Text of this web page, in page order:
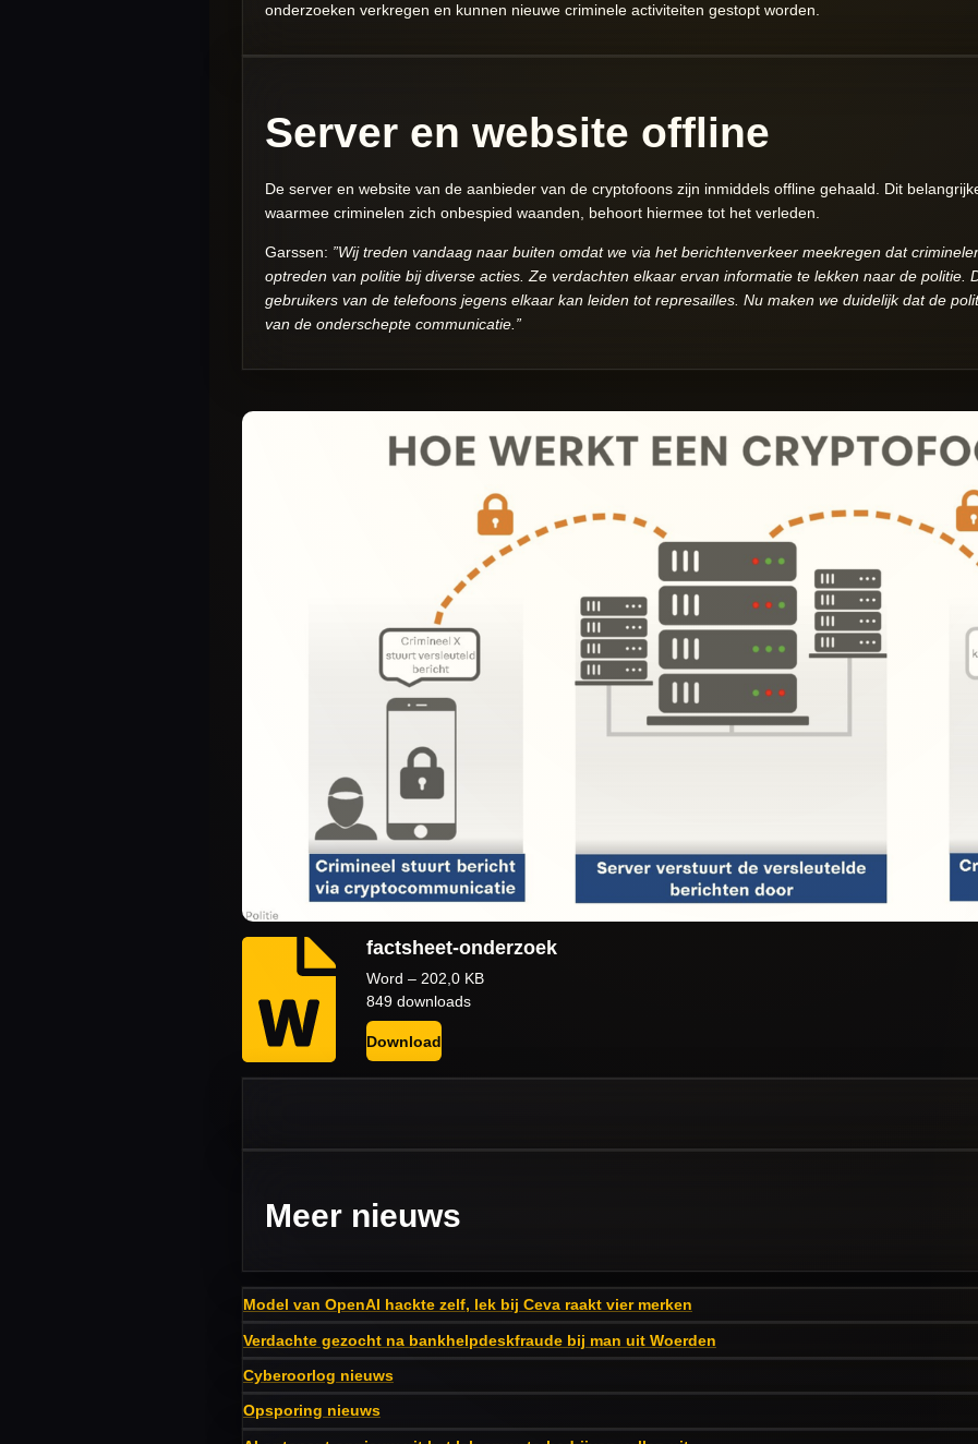
onderzoeken verkregen en kunnen nieuwe criminele activiteiten gestopt worden.
Server en website offline
De server en website van de aanbieder van de cryptofoons zijn inmiddels offline gehaald. Dit
waarmee criminelen zich onbespied waanden, behoort hiermee tot het verleden.
Garssen: ”Wij treden vandaag naar buiten omdat we via het berichtenverkeer meekregen dat
optreden van politie bij diverse acties. Ze verdachten elkaar ervan informatie te lekken naar de politie.
gebruikers van de telefoons jegens elkaar kan leiden tot represailles. Nu maken we duidelijk dat de
van de onderschepte communicatie.”
factsheet-onderzoek
Word – 202,0 KB
849 downloads
Download
Meer nieuws
Model van OpenAI hackte zelf, lek bij Ceva raakt vier merken
Verdachte gezocht na bankhelpdeskfraude bij man uit Woerden
Cyberoorlog nieuws
Opsporing nieuws